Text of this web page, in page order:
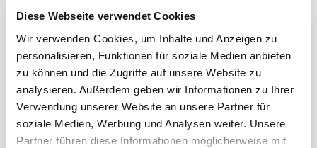
Diese Webseite verwendet Cookies
Wir verwenden Cookies, um Inhalte und Anzeigen zu
personalisieren, Funktionen für soziale Medien anbieten
zu können und die Zugriffe auf unsere Website zu
analysieren. Außerdem geben wir Informationen zu Ihrer
Verwendung unserer Website an unsere Partner für
soziale Medien, Werbung und Analysen weiter. Unsere
Partner führen diese Informationen möglicherweise mit